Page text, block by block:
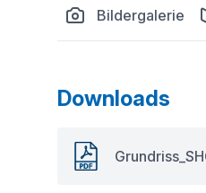
Bildergalerie
Downloads